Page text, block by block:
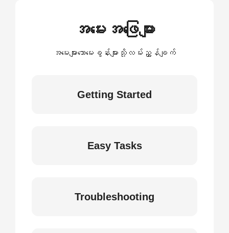
အမေးအဖြေများ
အမေးများသောမေးခွန်းများသို့လမ်းညွှန်ချက်
Getting Started
Easy Tasks
Troubleshooting